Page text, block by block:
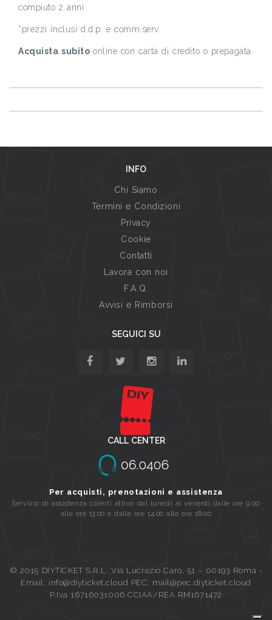
compiuto 2 anni
*prezzi inclusi d.d.p. e comm.serv.
Acquista subito online con carta di credito o prepagata.
INFO
Chi Siamo
Termini e Condizioni
Privacy
Cookie
Contatti
Lavora con noi
F.A.Q.
Avvisi e Rimborsi
SEGUICI SU
CALL CENTER
Per acquisti, prenotazioni e assistenza
Servizio di assistenza clienti attivo dal lunedi al venerdi dalle ore 9:00
alle ore 13:00 e dalle ore 14:00 alle ore 18:00
© 2015 DIYTICKET S.R.L. Via Lucrezio Caro, 51 – 00193 Roma -
Email: info@diyticket.cloud PEC: mail@pec.diyticket.cloud
P.Iva 16716031006 CCIAA/REA RM1671472